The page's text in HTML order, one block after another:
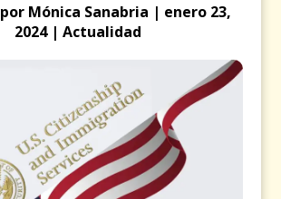
Mónica Sanabria | enero 23,
2024 | Actualidad